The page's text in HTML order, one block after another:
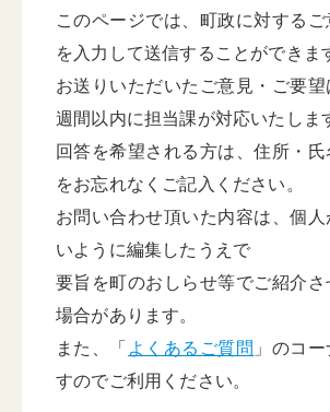
このページでは、町政に対する
を入力して送信することができま
お送りいただいたご意見・ご要望
週間以内に担当課が対応いたしま
回答を希望される方は、住所・
をお忘れなくご記入ください。
お問い合わせ頂いた内容は、個
いように編集したうえで
要旨を町のおしらせ等でご紹介さ
場合があります。
また、「 よくあるご質問 」のコ
すのでご利用ください。